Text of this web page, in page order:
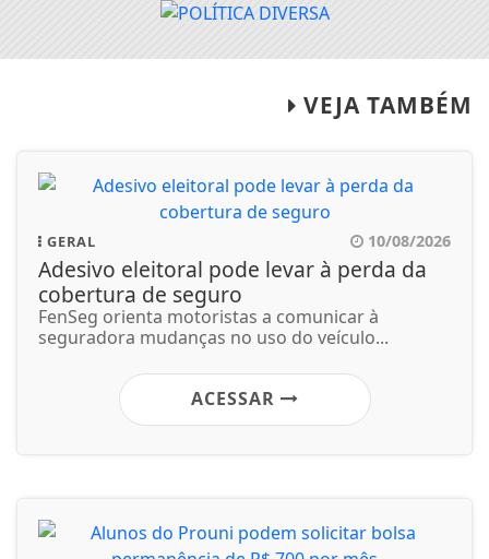
VEJA TAMBÉM
GERAL 10/08/2026
Adesivo eleitoral pode levar à perda da
cobertura de seguro
FenSeg orienta motoristas a comunicar à
seguradora mudanças no uso do veículo...
ACESSAR